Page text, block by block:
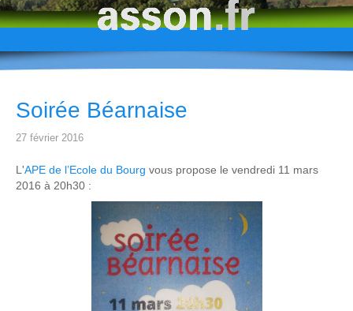
Soirée Béarnaise
27 février 2016
L'APE de l’Ecole du Bourg vous propose le vendredi 11 mars
2016 à 20h30 :